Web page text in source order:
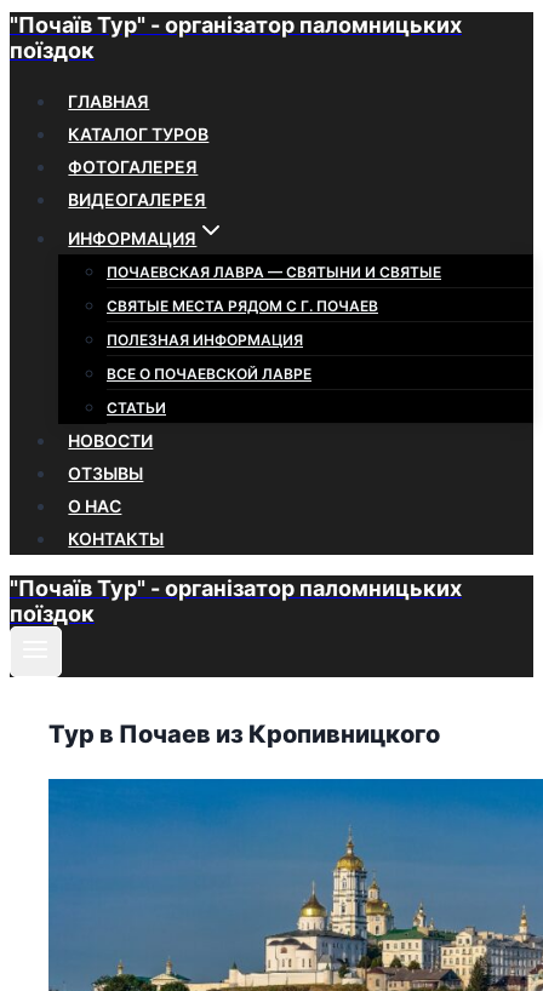
Перейти
к
содержимому
"Почаїв Тур" - організатор паломницьких
поїздок
ГЛАВНАЯ
КАТАЛОГ ТУРОВ
ФОТОГАЛЕРЕЯ
ВИДЕОГАЛЕРЕЯ
ИНФОРМАЦИЯ
ПОЧАЕВСКАЯ ЛАВРА — СВЯТЫНИ И СВЯТЫЕ
СВЯТЫЕ МЕСТА РЯДОМ С Г. ПОЧАЕВ
ПОЛЕЗНАЯ ИНФОРМАЦИЯ
ВСЕ О ПОЧАЕВСКОЙ ЛАВРЕ
СТАТЬИ
НОВОСТИ
ОТЗЫВЫ
О НАС
КОНТАКТЫ
"Почаїв Тур" - організатор паломницьких
поїздок
Тур в Почаев из Кропивницкого